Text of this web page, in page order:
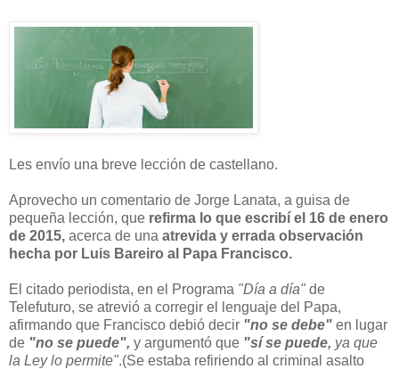
Les envío una breve lección de castellano.
Aprovecho un comentario de Jorge Lanata, a guisa de
pequeña lección, que refirma lo que escribí el 16 de enero
de 2015, acerca de una atrevida y errada observación
hecha por Luis Bareiro al Papa Francisco.
El citado periodista, en el Programa "Día a día" de
Telefuturo, se atrevió a corregir el lenguaje del Papa,
afirmando que Francisco debió decir "no se debe" en lugar
de "no se puede", y argumentó que "sí se puede, ya que
la Ley lo permite".(Se estaba refiriendo al criminal asalto